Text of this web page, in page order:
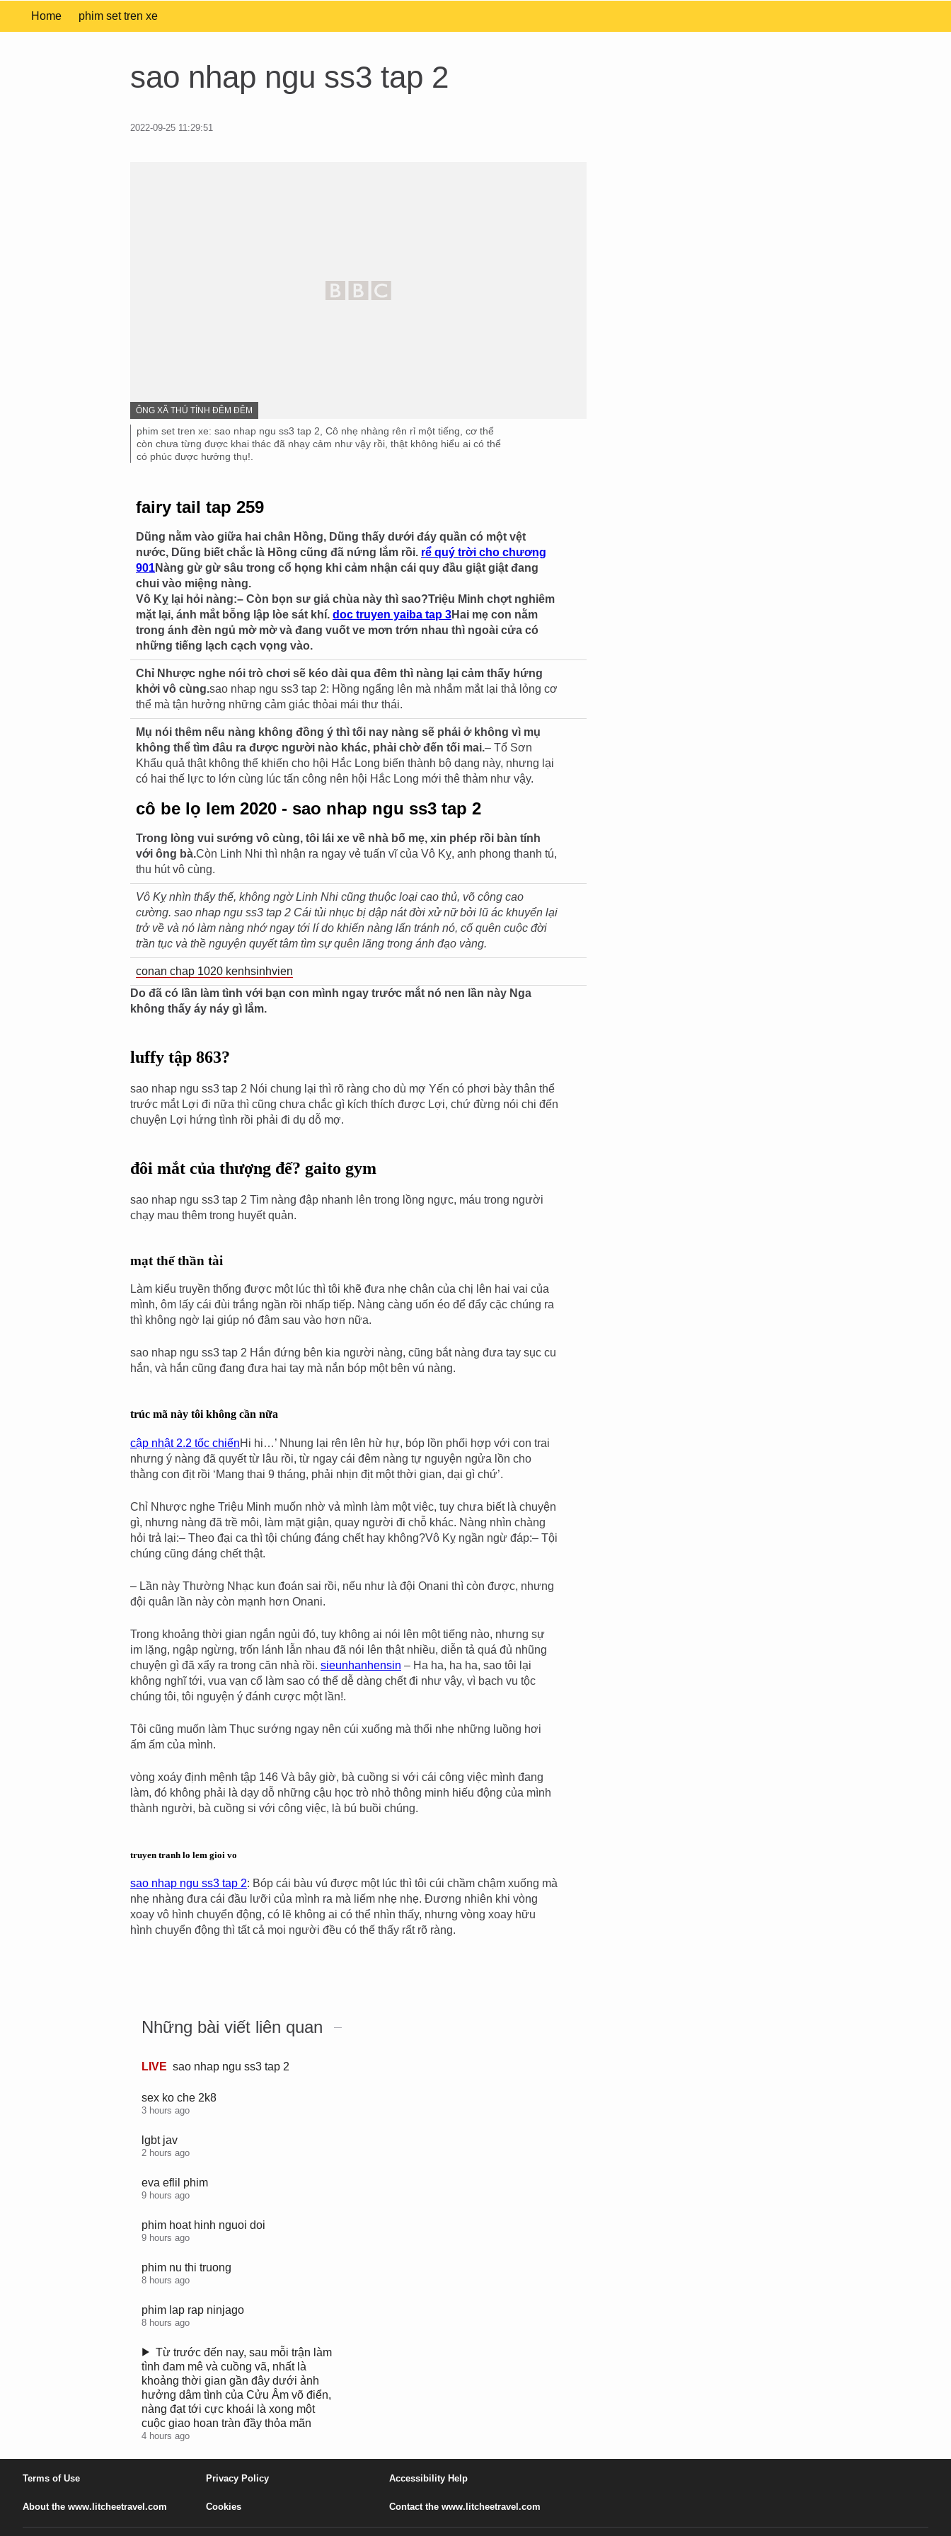
Home phim set tren xe
sao nhap ngu ss3 tap 2
2022-09-25 11:29:51
IMAGE
SOURCE,
ÔNG XÃ THÚ TÍNH ĐÊM ĐÊM
Image
caption,
phim set tren xe: sao nhap ngu ss3 tap 2, Cô nhẹ nhàng rên rỉ một tiếng, cơ thể
còn chưa từng được khai thác đã nhạy cảm như vậy rồi, thật không hiểu ai có thể
có phúc được hưởng thụ!.
fairy tail tap 259
Dũng nằm vào giữa hai chân Hồng, Dũng thấy dưới đáy quần có một vệt
nước, Dũng biết chắc là Hồng cũng đã nứng lắm rồi. rể quý trời cho chương
901Nàng gừ gừ sâu trong cổ họng khi cảm nhận cái quy đầu giật giật đang
chui vào miệng nàng.
Vô Kỵ lại hỏi nàng:– Còn bọn sư giả chùa này thì sao?Triệu Minh chợt nghiêm
mặt lại, ánh mắt bỗng lập lòe sát khí. doc truyen yaiba tap 3Hai mẹ con nằm
trong ánh đèn ngủ mờ mờ và đang vuốt ve mơn trớn nhau thì ngoài cửa có
những tiếng lạch cạch vọng vào.
Chỉ Nhược nghe nói trò chơi sẽ kéo dài qua đêm thì nàng lại cảm thấy hứng
khởi vô cùng.sao nhap ngu ss3 tap 2: Hồng ngẩng lên mà nhắm mắt lại thả lỏng cơ
thể mà tận hưởng những cảm giác thỏai mái thư thái.
Mụ nói thêm nếu nàng không đồng ý thì tối nay nàng sẽ phải ở không vì mụ
không thể tìm đâu ra được người nào khác, phải chờ đến tối mai.– Tổ Sơn
Khẩu quả thật không thể khiến cho hội Hắc Long biến thành bộ dạng này, nhưng lại
có hai thế lực to lớn cùng lúc tấn công nên hội Hắc Long mới thê thảm như vậy.
cô be lọ lem 2020 - sao nhap ngu ss3 tap 2
Trong lòng vui sướng vô cùng, tôi lái xe về nhà bố mẹ, xin phép rồi bàn tính
với ông bà.Còn Linh Nhi thì nhận ra ngay vẻ tuấn vĩ của Vô Kỵ, anh phong thanh tú,
thu hút vô cùng.
Vô Kỵ nhìn thấy thế, không ngờ Linh Nhi cũng thuộc loại cao thủ, võ công cao
cường. sao nhap ngu ss3 tap 2 Cái tủi nhục bị dập nát đời xử nữ bởi lũ ác khuyển lại
trở về và nó làm nàng nhớ ngay tới lí do khiến nàng lẩn tránh nó, cố quên cuộc đời
trần tục và thề nguyện quyết tâm tìm sự quên lãng trong ánh đạo vàng.
conan chap 1020 kenhsinhvien
Do đã có lần làm tình với bạn con mình ngay trước mắt nó nen lần này Nga
không thấy áy náy gì lắm.
luffy tập 863?
sao nhap ngu ss3 tap 2 Nói chung lại thì rõ ràng cho dù mợ Yến có phơi bày thân thể
trước mắt Lợi đi nữa thì cũng chưa chắc gì kích thích được Lợi, chứ đừng nói chi đến
chuyện Lợi hứng tình rồi phải đi dụ dỗ mợ.
đôi mắt của thượng đế? gaito gym
sao nhap ngu ss3 tap 2 Tim nàng đập nhanh lên trong lồng ngực, máu trong người
chạy mau thêm trong huyết quản.
mạt thế thần tài
Làm kiểu truyền thống được một lúc thì tôi khẽ đưa nhẹ chân của chị lên hai vai của
mình, ôm lấy cái đùi trắng ngần rồi nhấp tiếp. Nàng càng uốn éo để đẩy cặc chúng ra
thì không ngờ lại giúp nó đâm sau vào hơn nữa.
sao nhap ngu ss3 tap 2 Hắn đứng bên kia người nàng, cũng bắt nàng đưa tay sục cu
hắn, và hắn cũng đang đưa hai tay mà nắn bóp một bên vú nàng.
trúc mã này tôi không cần nữa
cập nhật 2.2 tốc chiếnHi hi…’ Nhung lại rên lên hừ hự, bóp lồn phối hợp với con trai
nhưng ý nàng đã quyết từ lâu rồi, từ ngay cái đêm nàng tự nguyện ngửa lồn cho
thằng con địt rồi ‘Mang thai 9 tháng, phải nhịn địt một thời gian, dại gì chứ’.
Chỉ Nhược nghe Triệu Minh muốn nhờ vả mình làm một việc, tuy chưa biết là chuyện
gì, nhưng nàng đã trề môi, làm mặt giận, quay người đi chỗ khác. Nàng nhìn chàng
hỏi trả lại:– Theo đại ca thì tội chúng đáng chết hay không?Vô Kỵ ngần ngừ đáp:– Tội
chúng cũng đáng chết thật.
– Lần này Thường Nhạc kun đoán sai rồi, nếu như là đội Onani thì còn được, nhưng
đội quân lần này còn mạnh hơn Onani.
Trong khoảng thời gian ngắn ngủi đó, tuy không ai nói lên một tiếng nào, nhưng sự
im lặng, ngập ngừng, trốn lánh lẫn nhau đã nói lên thật nhiều, diễn tả quá đủ nhũng
chuyện gì đã xẩy ra trong căn nhà rồi. sieunhanhensin – Ha ha, ha ha, sao tôi lại
không nghĩ tới, vua vạn cổ làm sao có thể dễ dàng chết đi như vậy, vì bạch vu tộc
chúng tôi, tôi nguyện ý đánh cược một lần!.
Tôi cũng muốn làm Thục sướng ngay nên cúi xuống mà thổi nhẹ những luồng hơi
ấm ấm của mình.
vòng xoáy định mệnh tập 146 Và bây giờ, bà cuồng si với cái công việc mình đang
làm, đó không phải là dạy dỗ những cậu học trò nhỏ thông minh hiếu động của mình
thành người, bà cuồng si với công việc, là bú buồi chúng.
truyen tranh lo lem gioi vo
sao nhap ngu ss3 tap 2: Bóp cái bàu vú được một lúc thì tôi cúi chầm chậm xuống mà
nhẹ nhàng đưa cái đầu lưỡi của mình ra mà liếm nhẹ nhẹ. Đương nhiên khi vòng
xoay vô hình chuyển động, có lẽ không ai có thể nhìn thấy, nhưng vòng xoay hữu
hình chuyển động thì tất cả mọi người đều có thế thấy rất rõ ràng.
Những bài viết liên quan
LIVE L
v
e
sao nhap ngu ss3 tap 2
sex ko che 2k8
3 hours ago
lgbt jav
2 hours ago
eva eflil phim
9 hours ago
phim hoat hinh nguoi doi
9 hours ago
phim nu thi truong
8 hours ago
phim lap rap ninjago
8 hours ago
x
e
m
p
h
i
m
i
Từ trước đến nay, sau mỗi trận làm
tình đam mê và cuồng vã, nhất là
khoảng thời gian gần đây dưới ảnh
hưởng dâm tình của Cửu Âm võ điển,
nàng đạt tới cực khoái là xong một
cuộc giao hoan tràn đầy thỏa mãn
4 hours ago
Terms of Use
About the www.litcheetravel.com
Privacy Policy
Cookies
Accessibility Help
Contact the www.litcheetravel.com